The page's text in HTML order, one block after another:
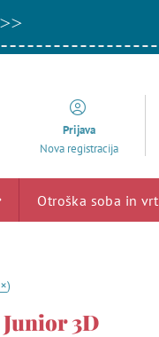
Prijava
Nova registracija
Otroška soba in vrt
)
3D